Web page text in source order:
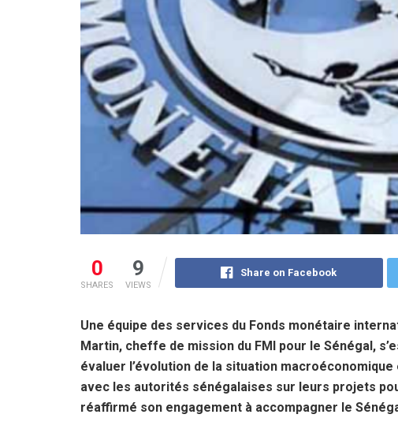
0
SHARES
9
VIEWS
Share on Facebook
Une équipe des services du Fonds monétaire
Martin, cheffe de mission du FMI pour le Sénégal,
évaluer l’évolution de la situation
avec les autorités sénégalaises sur leurs projets
réaffirmé son engagement à accompagner le